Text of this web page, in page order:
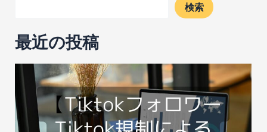
ー
ョ
ン
検索
最近の投稿